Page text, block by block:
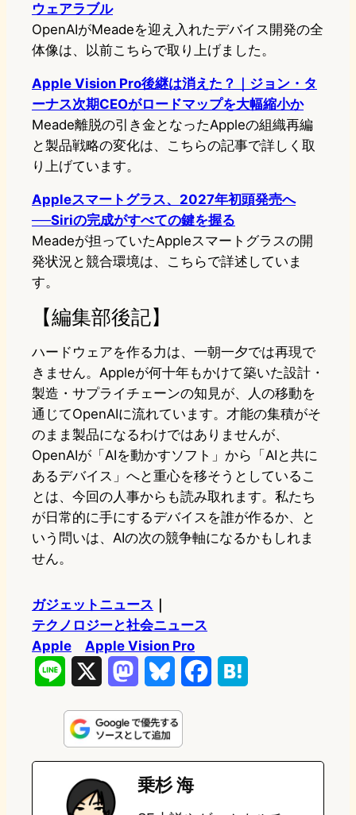
ウェアラブル
OpenAIがMeadeを迎え入れたデバイス開発の全
体像は、以前こちらで取り上げました。
Apple Vision Pro後継は消えた？｜ジョン・タ
ーナス次期CEOがロードマップを大幅縮小か
Meade離脱の引き金となったAppleの組織再編
と製品戦略の変化は、こちらの記事で詳しく取
り上げています。
Appleスマートグラス、2027年初頭発売へ
──Siriの完成がすべての鍵を握る
Meadeが担っていたAppleスマートグラスの開
発状況と競合環境は、こちらで詳述していま
す。
【編集部後記】
ハードウェアを作る力は、一朝一夕では再現で
きません。Appleが何十年もかけて築いた設計・
製造・サプライチェーンの知見が、人の移動を
通じてOpenAIに流れています。才能の集積がそ
のまま製品になるわけではありませんが、
OpenAIが「AIを動かすソフト」から「AIと共に
あるデバイス」へと重心を移そうとしているこ
とは、今回の人事からも読み取れます。私たち
が日常的に手にするデバイスを誰が作るか、と
いう問いは、AIの次の競争軸になるかもしれま
せん。
ガジェットニュース
テクノロジーと社会ニュース
Apple
Apple Vision Pro
n
e
s
t
o
u
e
s
e
e
乗杉 海